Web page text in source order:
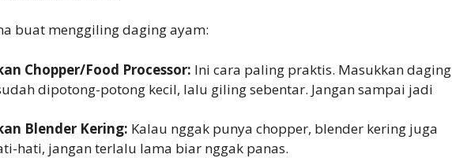
buat menggiling daging ayam:
Chopper/Food Processor: Ini cara paling praktis. Masukkan daging
dipotong-potong kecil, lalu giling sebentar. Jangan sampai jadi
Blender Kering: Kalau nggak punya chopper, blender kering juga
hati, jangan terlalu lama biar nggak panas.